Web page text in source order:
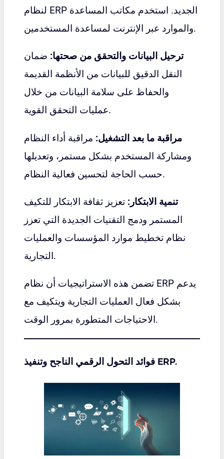
لنظام ERP الجديد. استخدم مكاتب المساعدة
والموارد عبر الإنترنت لمساعدة المستخدمين.
ترحيل البيانات والتحقق من صحتها: ضمان
النقل الدقيق للبيانات من الأنظمة القديمة
والحفاظ على سلامة البيانات من خلال
عمليات التحقق القوية.
مراقبة ما بعد التشغيل: مراقبة أداء النظام
ومشاركة المستخدم بشكل مستمر، وتعديلها
حسب الحاجة لتحسين فعالية النظام.
تنمية الابتكار: تعزيز ثقافة الابتكار للتكيف
المستمر ودمج التقنيات الجديدة التي تعزز
نظام تخطيط موارد المؤسسات والعمليات
التجارية.
تضمن هذه الاستراتيجيات أن نظام ERP يدعم
بشكل فعال العمليات التجارية ويتكيف مع
الاحتياجات المتطورة بمرور الوقت.
فوائد التحول الرقمي الناجح وتنفيذ ERP.